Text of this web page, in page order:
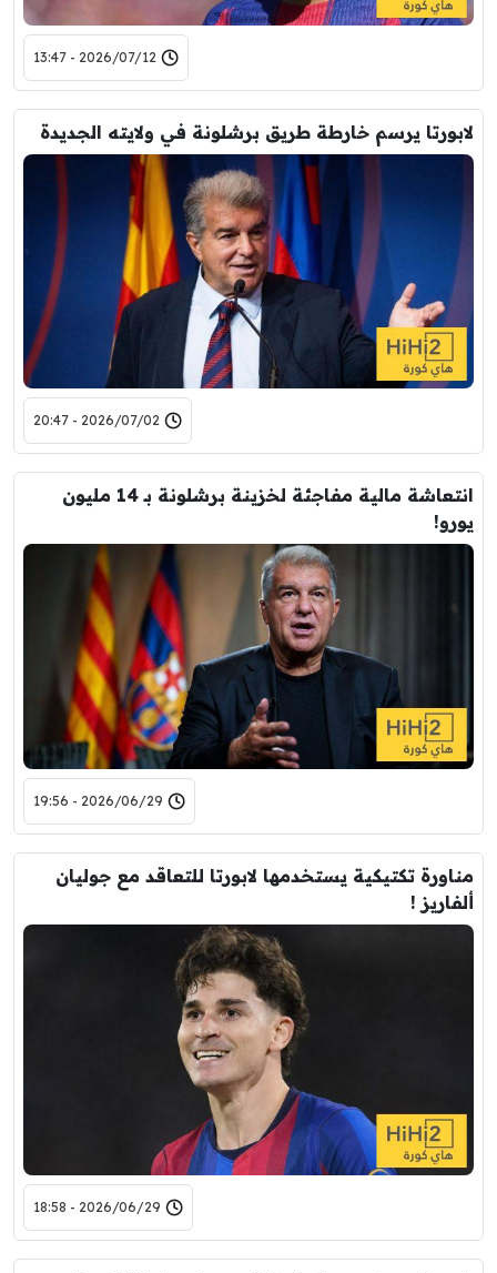
2026/07/12 - 13:47
لابورتا يرسم خارطة طريق برشلونة في ولايته الجديدة
2026/07/02 - 20:47
انتعاشة مالية مفاجئة لخزينة برشلونة بـ 14 مليون
يورو!
2026/06/29 - 19:56
مناورة تكتيكية يستخدمها لابورتا للتعاقد مع جوليان
ألفاريز !
2026/06/29 - 18:58